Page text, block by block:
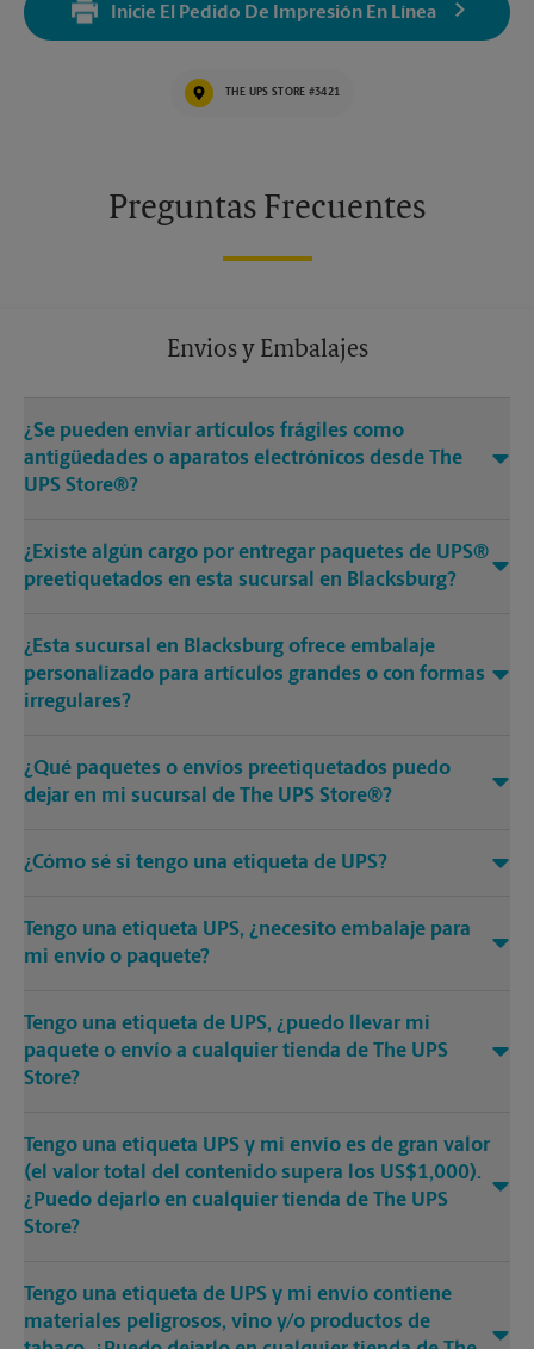
Lunes
5:30 PM
Martes
5:30 PM
Inicie El Pedido De Impresión En Línea
THE UPS STORE #3421
Preguntas Frecuentes
Envios y Embalajes
¿Se pueden enviar artículos frágiles como
antigüedades o aparatos electrónicos desde The
UPS Store®?
¿Existe algún cargo por entregar paquetes de UPS®
preetiquetados en esta sucursal en Blacksburg?
¿Esta sucursal en Blacksburg ofrece embalaje
personalizado para artículos grandes o con formas
irregulares?
¿Qué paquetes o envíos preetiquetados puedo
dejar en mi sucursal de The UPS Store®?
¿Cómo sé si tengo una etiqueta de UPS?
Tengo una etiqueta UPS, ¿necesito embalaje para
mi envío o paquete?
Tengo una etiqueta de UPS, ¿puedo llevar mi
paquete o envío a cualquier tienda de The UPS
Store?
Tengo una etiqueta UPS y mi envío es de gran valor
(el valor total del contenido supera los US$1,000).
¿Puedo dejarlo en cualquier tienda de The UPS
Store?
Tengo una etiqueta de UPS y mi envío contiene
materiales peligrosos, vino y/o productos de